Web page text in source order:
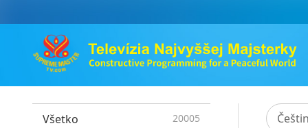
Všetko 20005